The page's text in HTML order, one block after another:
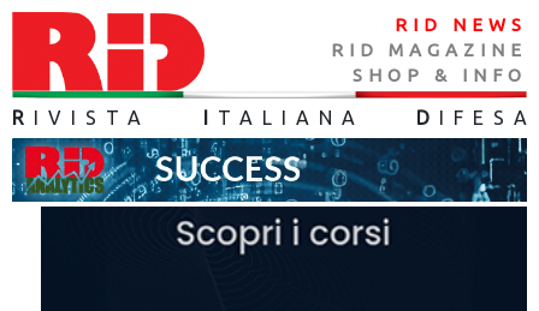
RID NEWS
RID MAGAZINE
SHOP & INFO
R IVISTA TALIANA D IFES A